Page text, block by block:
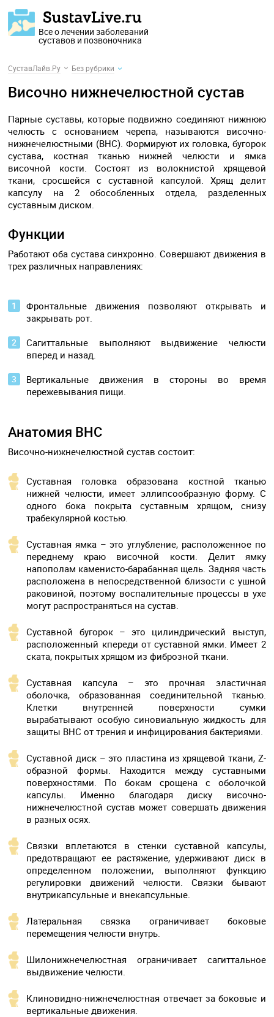
Все о лечении заболеваний
суставов и позвоночника
СуставЛайв.Ру Без рубрики
Височно нижнечелюстной сустав
Парные суставы, которые подвижно соединяют нижнюю
челюсть с основанием черепа, называются височно-
нижнечелюстными (ВНС). Формируют их головка, бугорок
сустава, костная тканью нижней челюсти и ямка
височной кости. Состоят из волокнистой хрящевой
ткани, сросшейся с суставной капсулой. Хрящ делит
капсулу на 2 обособленных отдела, разделенных
суставным диском.
Функции
Работают оба сустава синхронно. Совершают движения в
трех различных направлениях:
Фронтальные движения позволяют открывать и
закрывать рот.
Сагиттальные выполняют выдвижение челюсти
вперед и назад.
Вертикальные движения в стороны во время
пережевывания пищи.
Анатомия ВНС
Височно-нижнечелюстной сустав состоит:
Суставная головка образована костной тканью
нижней челюсти, имеет эллипсообразную форму. С
одного бока покрыта суставным хрящом, снизу
трабекулярной костью.
Суставная ямка – это углубление, расположенное по
переднему краю височной кости. Делит ямку
напополам каменисто-барабанная щель. Задняя часть
расположена в непосредственной близости с ушной
раковиной, поэтому воспалительные процессы в ухе
могут распространяться на сустав.
Суставной бугорок – это цилиндрический выступ,
расположенный кпереди от суставной ямки. Имеет 2
ската, покрытых хрящом из фиброзной ткани.
Суставная капсула – это прочная эластичная
оболочка, образованная соединительной тканью.
Клетки внутренней поверхности сумки
вырабатывают особую синовиальную жидкость для
защиты ВНС от трения и инфицирования бактериями.
Суставной диск – это пластина из хрящевой ткани, Z-
образной формы. Находится между суставными
поверхностями. По бокам срощена с оболочкой
капсулы. Именно благодаря диску височно-
нижнечелюстной сустав может совершать движения
в разных осях.
Связки вплетаются в стенки суставной капсулы,
предотвращают ее растяжение, удерживают диск в
определенном положении, выполняют функцию
регулировки движений челюсти. Связки бывают
внутрикапсульные и внекапсульные.
Латеральная связка ограничивает боковые
перемещения челюсти внутрь.
Шилонижнечелюстная ограничивает сагиттальное
выдвижение челюсти.
Клиновидно-нижнечелюстная отвечает за боковые и
вертикальные движения.